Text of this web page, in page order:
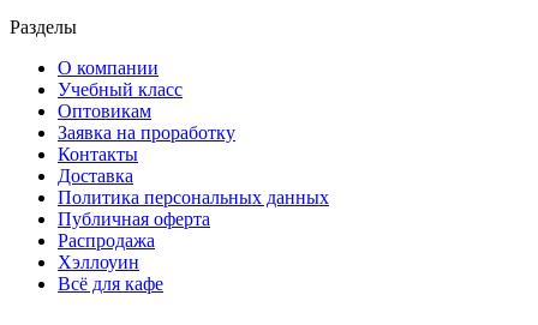
Разделы
О компании
Учебный класс
Оптовикам
Заявка на проработку
Контакты
Доставка
Политика персональных данных
Публичная оферта
Распродажа
Хэллоуин
Всё для кафе